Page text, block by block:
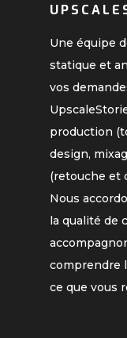
Une équipe
statique et
vos
production
design,
(retouche et
Nous
la qualité de
comprendre
ce que vous